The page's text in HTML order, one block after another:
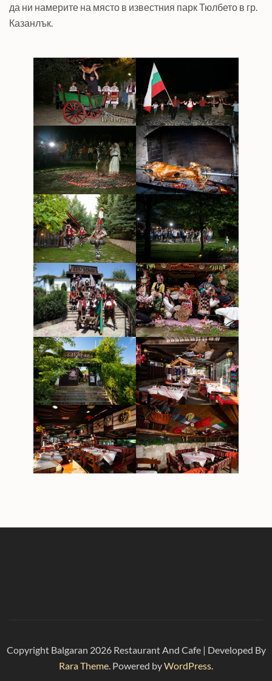
да ни намерите на място в известния парк Тюлбето в гр.
Казанлък.
Copyright Balgaran 2026 Restaurant And Cafe | Developed By
Rara Theme. Powered byWordPress.